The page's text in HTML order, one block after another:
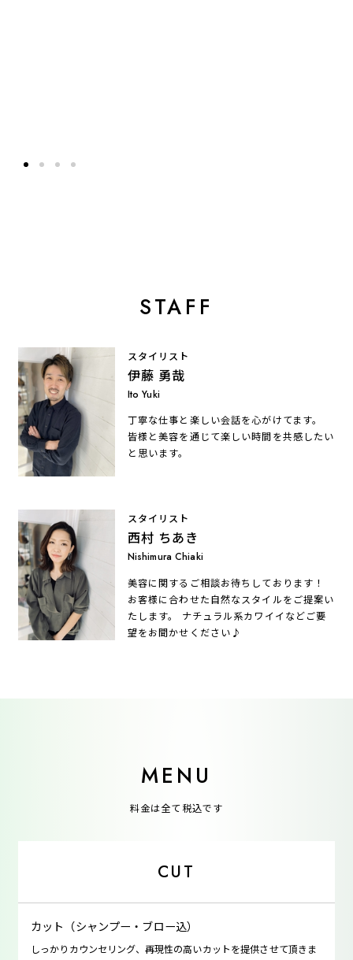
STAFF
スタイリスト
伊藤 勇哉
Ito Yuki
丁寧な仕事と楽しい会話を心がけてます。
皆様と美容を通じて楽しい時間を共感したい
と思います。
スタイリスト
西村 ちあき
Nishimura Chiaki
美容に関するご相談お待ちしております！
お客様に合わせた自然なスタイルをご提案い
たします。 ナチュラル系カワイイなどご要
望をお聞かせください♪
MENU
料金は全て税込です
CUT
カット（シャンプー・ブロー込）
しっかりカウンセリング、再現性の高いカットを提供させて頂きま